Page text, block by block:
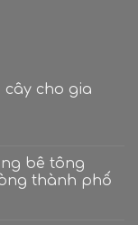
cây cho gia
bê tông
thành phố